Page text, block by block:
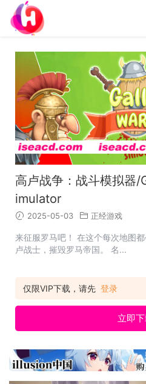
高卢战争：战斗模拟器
imulator
2025-05-03 正经游戏
来征服罗马吧！ 在这个每次地图
卢战士，摧毁罗马帝国。 名...
仅限VIP下载，请先 登录
立即